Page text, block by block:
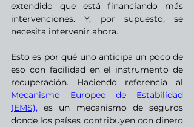
extendido que está financiando más
intervenciones. Y, por supuesto, se
necesita intervenir ahora.
Esto es por qué uno anticipa un poco de
eso con facilidad en el instrumento de
Mecanismo Europeo de Estabilidad
(EMS), es un mecanismo de seguros
donde los países contribuyen con dinero